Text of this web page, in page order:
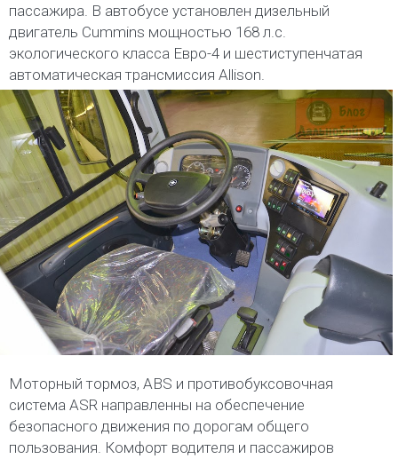
пассажира. В автобусе установлен дизельный
двигатель Cummins мощностью 168 л.с.
экологического класса Евро-4 и шестиступенчатая
автоматическая трансмиссия Allison.
Моторный тормоз, ABS и противобуксовочная
система ASR направленны на обеспечение
безопасного движения по дорогам общего
пользования. Комфорт водителя и пассажиров